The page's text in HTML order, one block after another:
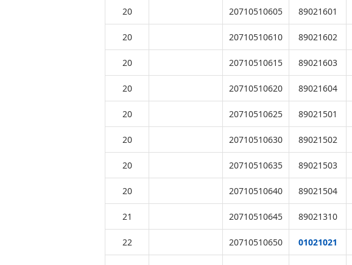
20 20710510605 89021601
20 20710510610 89021602
20 20710510615 89021603
20 20710510620 89021604
20 20710510625 89021501
20 20710510630 89021502
20 20710510635 89021503
20 20710510640 89021504
21 20710510645 89021310
22 20710510650 01021021